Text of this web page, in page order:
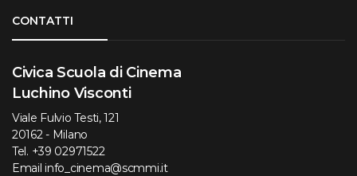
CONTATTI
Civica Scuola di Cinema
Luchino Visconti
Viale Fulvio Testi, 121
20162 - Milano
Tel. +39 02971522
Email info_cinema@scmmi.it